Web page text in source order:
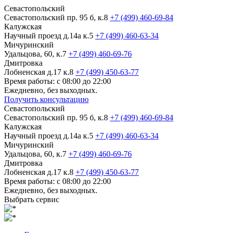
Севастопольский
Севастопольский пр. 95 б, к.8 +7 (499) 460-69-84
Калужская
Научный проезд д.14а к.5 +7 (499) 460-63-34
Мичуринский
Удальцова, 60, к.7 +7 (499) 460-69-76
Дмитровка
Лобненская д.17 к.8 +7 (499) 450-63-77
Время работы: с 08:00 до 22:00
Ежедневно, без выходных.
Получить консультацию
Севастопольский
Севастопольский пр. 95 б, к.8 +7 (499) 460-69-84
Калужская
Научный проезд д.14а к.5 +7 (499) 460-63-34
Мичуринский
Удальцова, 60, к.7 +7 (499) 460-69-76
Дмитровка
Лобненская д.17 к.8 +7 (499) 450-63-77
Время работы: с 08:00 до 22:00
Ежедневно, без выходных.
Выбрать сервис